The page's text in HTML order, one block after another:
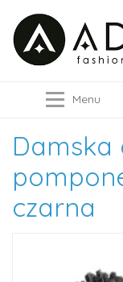
Menu
Damska
czarna